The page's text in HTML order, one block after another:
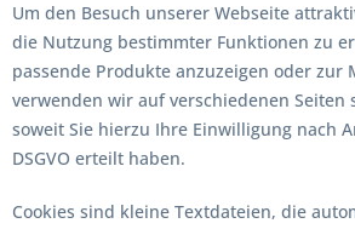
Um den Besuch unserer Webseite
die Nutzung bestimmter Funktionen zu
passende Produkte anzuzeigen oder zur
verwenden wir auf verschiedenen Seiten
soweit Sie hierzu Ihre Einwilligung nach
DSGVO erteilt haben.
Cookies sind kleine Textdateien, die